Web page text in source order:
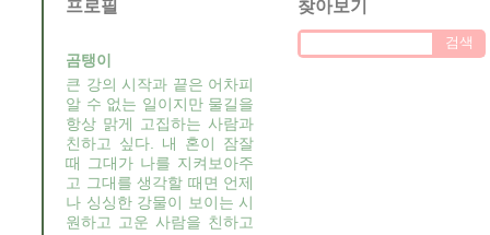
프로필
곰탱이
큰 강의 시작과 끝은 어차피
알 수 없는 일이지만 물길을
항상 맑게 고집하는 사람과
친하고 싶다. 내 혼이 잠잘
때 그대가 나를 지켜보아주
고 그대를 생각할 때면 언제
나 싱싱한 강물이 보이는 시
원하고 고운 사람을 친하고
찾아보기